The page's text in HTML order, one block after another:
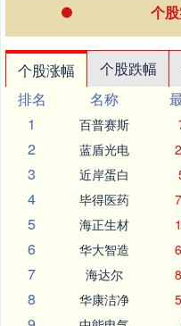
个
个股涨幅 个股跌幅
排名
名称
1
百普赛斯
2 蓝盾光电
3 近岸蛋白
4 毕得医药
5 海正生材
6 华大智造
7 海达尔
8 华康洁净